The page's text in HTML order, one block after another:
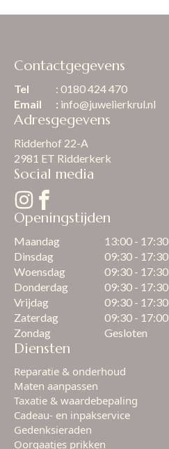
Contactgegevens
Tel
Email
: 0180 424 470
: info@juwelierkrul.nl
Adresgegevens
Ridderhof 22-A
2981 ET Ridderkerk
Social media
Openingstijden
Maandag
Dinsdag
Woensdag
Donderdag
Vrijdag
Zaterdag
Zondag
13:00 - 17:30
09:30 - 17:30
09:30 - 17:30
09:30 - 17:30
09:30 - 17:30
09:30 - 17:00
Gesloten
Diensten
Reparatie & onderhoud
Maten aanpassen
Taxatie & waardebepaling
Cadeau- en inpakservice
Gedenksieraden
Oorgaatjes prikken